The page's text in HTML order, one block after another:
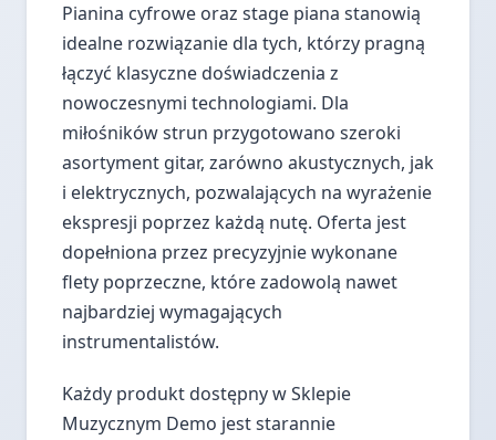
Pianina cyfrowe oraz stage piana stanowią
idealne rozwiązanie dla tych, którzy pragną
łączyć klasyczne doświadczenia z
nowoczesnymi technologiami. Dla
miłośników strun przygotowano szeroki
asortyment gitar, zarówno akustycznych, jak
i elektrycznych, pozwalających na wyrażenie
ekspresji poprzez każdą nutę. Oferta jest
dopełniona przez precyzyjnie wykonane
flety poprzeczne, które zadowolą nawet
najbardziej wymagających
instrumentalistów.
Każdy produkt dostępny w Sklepie
Muzycznym Demo jest starannie